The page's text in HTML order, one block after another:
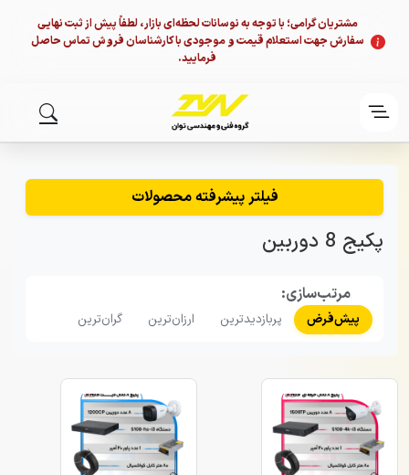
مشتریان گرامی؛ با توجه به نوسانات لحظه‌ای بازار، لطفاً پیش از ثبت نهایی
سفارش جهت استعلام قیمت و موجودی با کارشناسان فروش تماس حاصل
فرمایید.
فیلتر پیشرفته محصولات
پکیج 8 دوربین
مرتب‌سازی:
پیش‌فرض پربازدیدترین ارزان‌ترین گران‌ترین